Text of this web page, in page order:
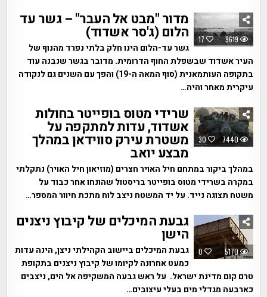
17 9619
מדור "מבט אל העבר" – גשר עד
הלום (ג'סר אשדוד)
גשר עד-הלום הינו חלק בלתי נפרד מהנוף של
העיר אשדוד שבשפלת החוף הדרומית. מדובר בגשר שנבנה עוד
בתקופה העותמאנית (סוף המאה ה-19) והפך עם השנים גם לנקודה
עיקרית מאחר והיה…
30 7440
שרידי מטוס בופייטר בחולות
אשדוד, עדות למתקפה על
משטרת עירק סווידאן במהלך
מבצע יואב
במהלך ביקור במתחם חיל האויר חצרים (מוזיאון חיל האויר) נתקלתי
במקרה בשרידי מטוס בופייטר בריסטול שהונחו אחר כבוד על
משטח תצוגה נייד. על יד המשטח ניצב לוח מתכת חיוור המספר…
0 5170
גבעת המיכלים של קיבוץ ניצנים
הישן
גבעת המיכלים ביישוב הקהילתי ניצן, הינה עדות
כמעט אחרונה לקיומו של קיבוץ ניצנים בתקופת
טרם קום מדינת ישראל. על ראש גבעה המשקיפה אל הים, ניצבים
כארבעה מגדלי מים בעלי עיצובים…